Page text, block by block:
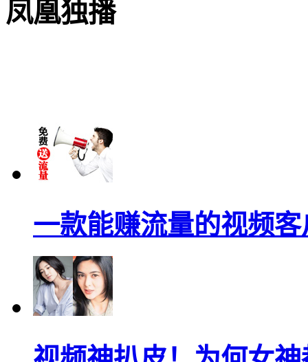
凤凰独播
一款能赚流量的视频